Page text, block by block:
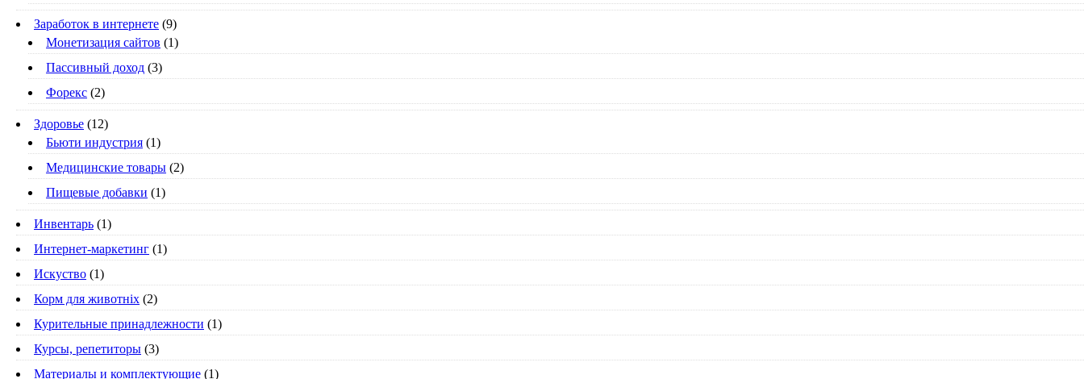
Заработок в интернете (9)
Монетизация сайтов (1)
Пассивный доход (3)
Форекс (2)
Здоровье (12)
Бьюти индустрия (1)
Медицинские товары (2)
Пищевые добавки (1)
Инвентарь (1)
Интернет-маркетинг (1)
Искуство (1)
Корм для животніх (2)
Курительные принадлежности (1)
Курсы, репетиторы (3)
Материалы и комплектующие (1)